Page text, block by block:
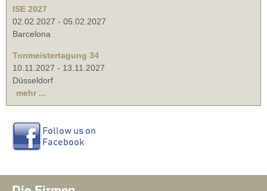
ISE 2027
02.02.2027 - 05.02.2027
Barcelona
Tonmeistertagung 34
10.11.2027 - 13.11.2027
Düsseldorf
mehr ...